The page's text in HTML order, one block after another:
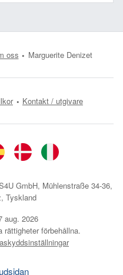
oss Marguerite Denizet
Kontakt / utgivare
GmbH, Mühlenstraße 34-36,
Tyskland
aug. 2026
förbehållna.